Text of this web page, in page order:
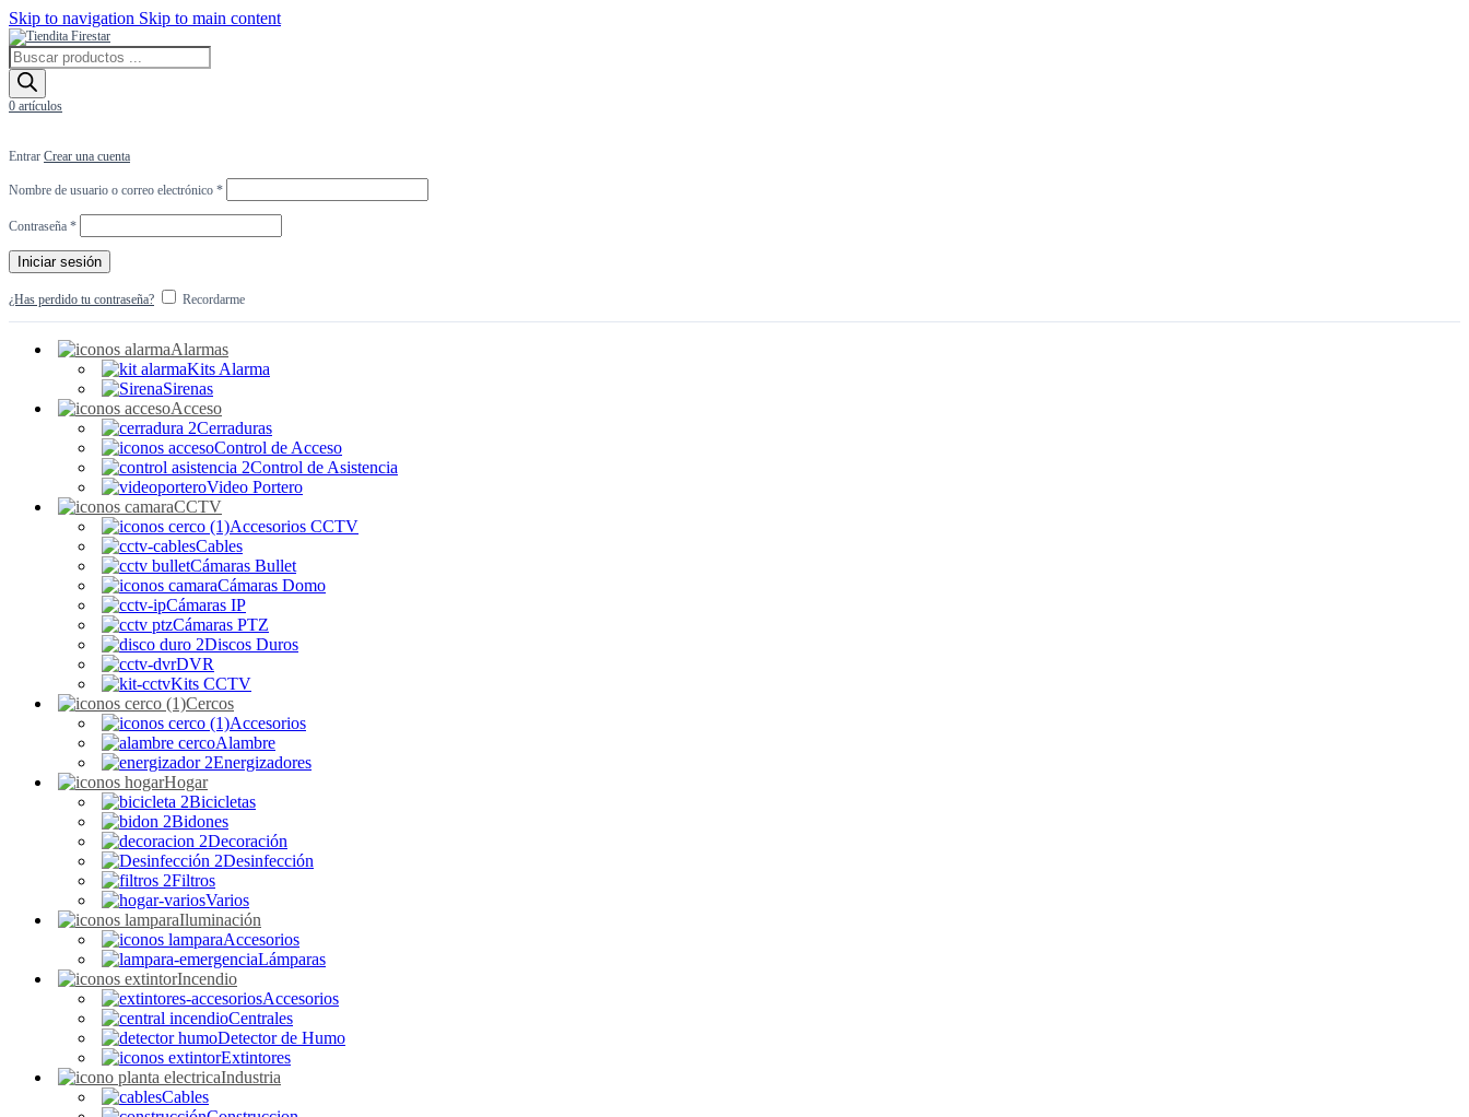
Skip to navigation Skip to main content
Búsqueda
de
productos
0 artículos
Entrar Crear una cuenta
Nombre de usuario o correo electrónico *Obligatorio
Contraseña *Obligatorio
Iniciar sesión
¿Has perdido tu contraseña? Recordarme
Alarmas
Kits Alarma
Sirenas
Acceso
Cerraduras
Control de Acceso
Control de Asistencia
Video Portero
CCTV
Accesorios CCTV
Cables
Cámaras Bullet
Cámaras Domo
Cámaras IP
Cámaras PTZ
Discos Duros
DVR
Kits CCTV
Cercos
Accesorios
Alambre
Energizadores
Hogar
Bicicletas
Bidones
Decoración
Desinfección
Filtros
Varios
Iluminación
Accesorios
Lámparas
Incendio
Accesorios
Centrales
Detector de Humo
Extintores
Industria
Cables